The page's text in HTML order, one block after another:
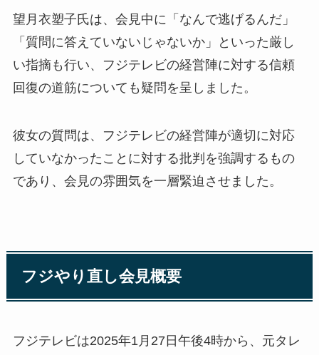
望月衣塑子氏は、会見中に「なんで逃げるんだ」
「質問に答えていないじゃないか」といった厳し
い指摘も行い、フジテレビの経営陣に対する信頼
回復の道筋についても疑問を呈しました。
彼女の質問は、フジテレビの経営陣が適切に対応
していなかったことに対する批判を強調するもの
であり、会見の雰囲気を一層緊迫させました。
フジやり直し会見概要
フジテレビは2025年1月27日午後4時から、元タレ